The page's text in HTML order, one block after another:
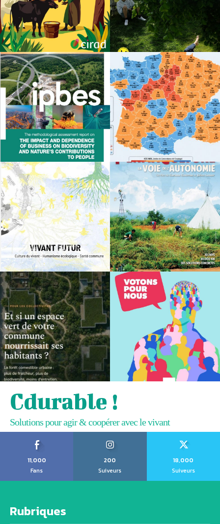
Cdurable !
Solutions pour agir & coopérer avec le vivant
11,000
Fans
200
Suiveurs
18,000
Suiveurs
Rubriques